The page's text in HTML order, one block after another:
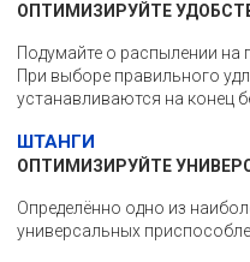
ОПТИМИЗИРУЙТЕ
Подумайте о распылении на
При выборе правильного
устанавливаются на конец
ШТАНГИ
ОПТИМИЗИРУЙТЕ
Определённо одно из
универсальных